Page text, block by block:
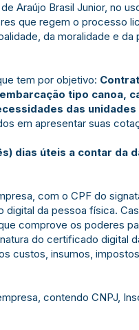
Araújo Brasil Junior, no
que regem o processo
da moralidade e da
tem por objetivo:
tipo canoa,
das
em apresentar suas
dias úteis a contar da
com o CPF do
da pessoa física.
comprove os poderes
do certificado digital
custos, insumos,
contendo CNPJ,